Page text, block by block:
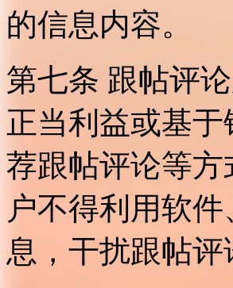
的信息内容。
第七条 跟帖评
正当利益或基
荐跟帖评论等
户不得利用软
息，干扰跟帖